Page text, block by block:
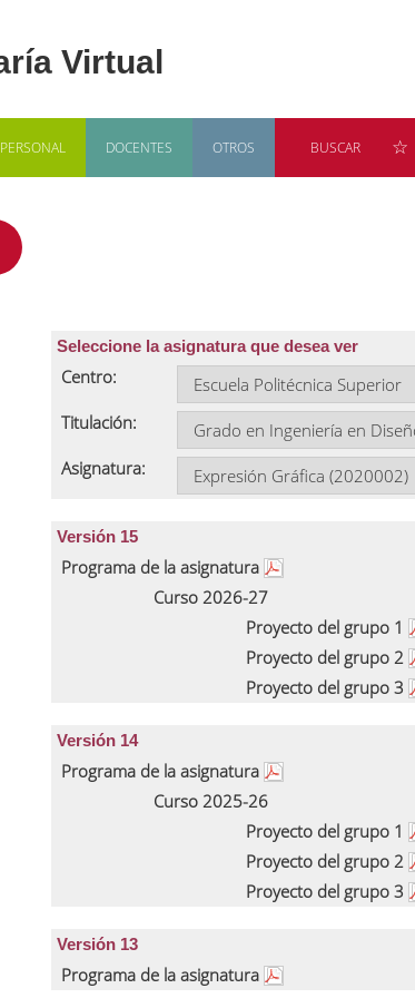
PERSONAL DOCENTES OTROS BUSCAR
Seleccione la asignatura que desea ver
Centro:
Titulación:
Asignatura:
Versión 15
Programa de la asignatura
Curso 2026-27
Proyecto del grupo 1
Proyecto del grupo 2
Proyecto del grupo 3
Versión 14
Programa de la asignatura
Curso 2025-26
Proyecto del grupo 1
Proyecto del grupo 2
Proyecto del grupo 3
Versión 13
Programa de la asignatura